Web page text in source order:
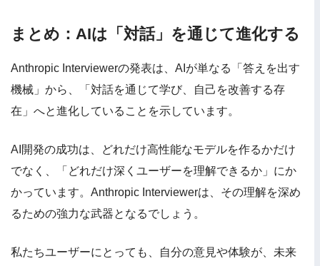
まとめ：AIは「対話」を通じて進化する
Anthropic Interviewerの発表は、AIが単なる「答えを出す
機械」から、「対話を通じて学び、自己を改善する存
在」へと進化していることを示しています。
AI開発の成功は、どれだけ高性能なモデルを作るかだけ
でなく、「どれだけ深くユーザーを理解できるか」にか
かっています。Anthropic Interviewerは、その理解を深め
るための強力な武器となるでしょう。
私たちユーザーにとっても、自分の意見や体験が、未来